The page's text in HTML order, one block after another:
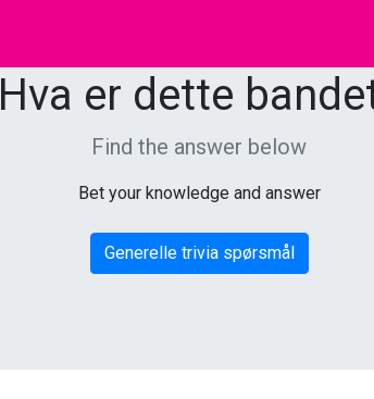
Hva er dette
Find the answer below
Bet your knowledge and answer
Generelle trivia spørsmål